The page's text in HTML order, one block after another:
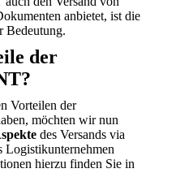
anbietet, ist die
Bedeutung.
der
Vorteilen der
möchten wir nun
des Versands via
Logistikunternehmen
hierzu finden Sie in